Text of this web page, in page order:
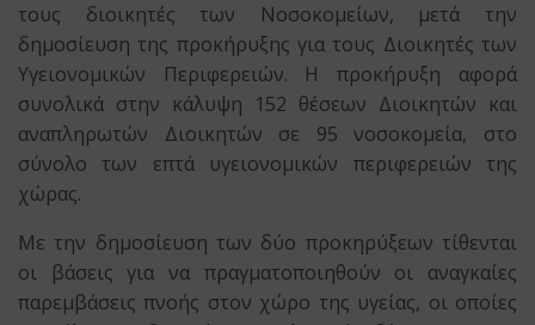
τους διοικητές των Νοσοκομείων, μετά την
δημοσίευση της προκήρυξης για τους Διοικητές των
Υγειονομικών Περιφερειών. Η προκήρυξη αφορά
συνολικά στην κάλυψη 152 θέσεων Διοικητών και
αναπληρωτών Διοικητών σε 95 νοσοκομεία, στο
σύνολο των επτά υγειονομικών περιφερειών της
χώρας.
Με την δημοσίευση των δύο προκηρύξεων τίθενται
οι βάσεις για να πραγματοποιηθούν οι αναγκαίες
παρεμβάσεις πνοής στον χώρο της υγείας, οι οποίες